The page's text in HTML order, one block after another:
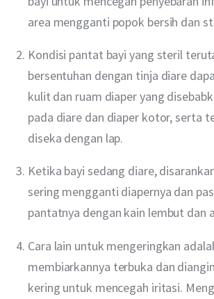
area mengganti popok bersih dan
Kondisi pantat bayi yang steril
bersentuhan dengan tinja diare
kulit dan ruam diaper yang
pada diare dan diaper kotor, serta
diseka dengan lap.
Ketika bayi sedang diare,
sering mengganti diapernya dan
pantatnya dengan kain lembut dan
Cara lain untuk mengeringkan
membiarkannya terbuka dan
kering untuk mencegah iritasi.